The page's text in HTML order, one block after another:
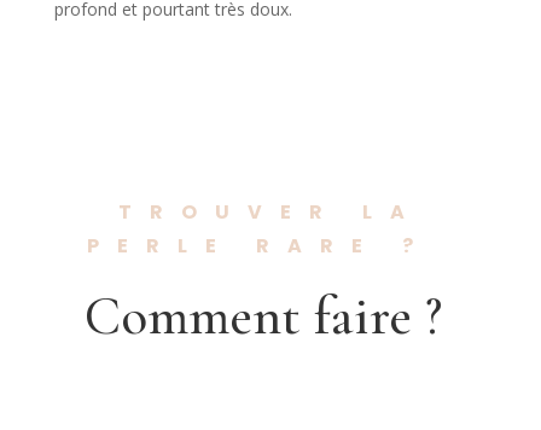
profond et pourtant très doux.
TROUVER LA
PERLE RARE ?
Comment faire ?